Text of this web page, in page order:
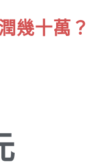
幾十萬？